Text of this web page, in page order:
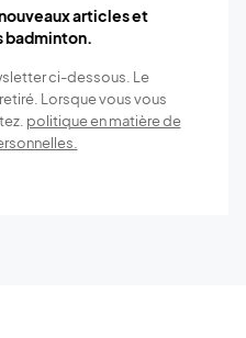
articles et
badminton.
ci-dessous. Le
Lorsque vous vous
politique en matière de